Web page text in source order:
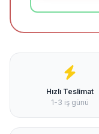
Hızlı Teslimat
1-3 iş günü